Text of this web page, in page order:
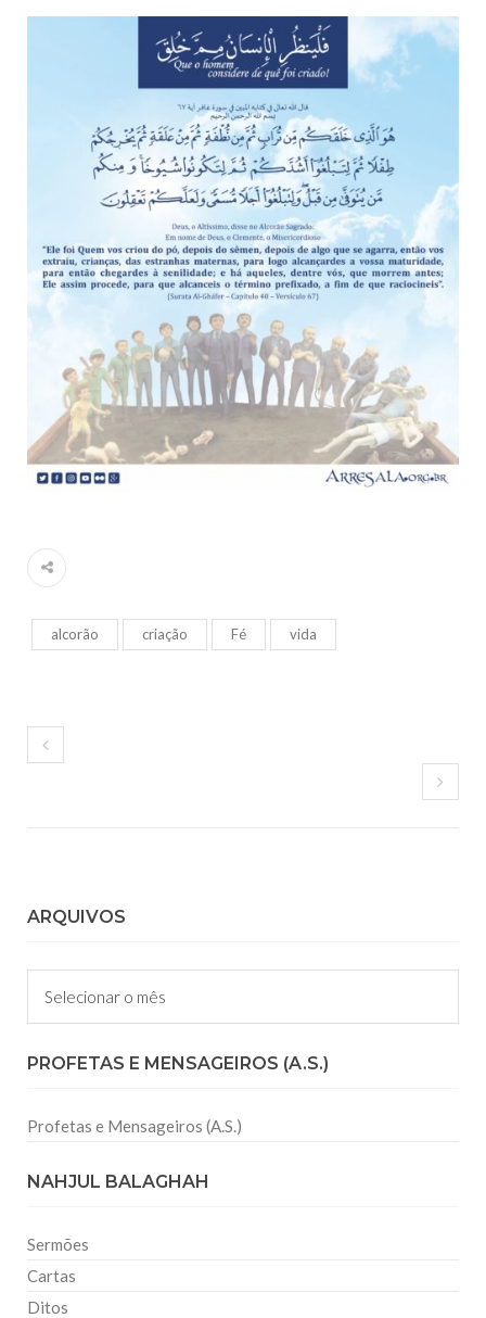
10 DE NOVEMBRO DE 2013
Falecimento do Imam Ali Ibn Al-Hussein
data em que relembramos o martírio do quarto Imam dos
muçulmanos, o Imam Ali Ibn Al-Hussein Ibn Ali Ibn Abi Táleb
(A.S.), conhecido por “Zein Al-Ábidin” (Formosura
NOTÍCIAS
3 DE JULHO DE 2014
Centro Islâmico no Brasil recebe o ex-
ministro das Relações Exteriores da
República Islâmica do Irã
Na noite da quinta-feira, 03 de Abril, o Centro Islâmico no
Brasil recebeu em sua sede, em São Paulo, o ex-ministro das
Relações Exteriores da República Islâmica do Irã, Sr. Kamal
Kharrazi, que encontra-se visitando
alcorão criação Fé vida
ARQUIVOS
Arquivos
PROFETAS E MENSAGEIROS (A.S.)
Profetas e Mensageiros (A.S.)
NAHJUL BALAGHAH
Sermões
Cartas
Ditos